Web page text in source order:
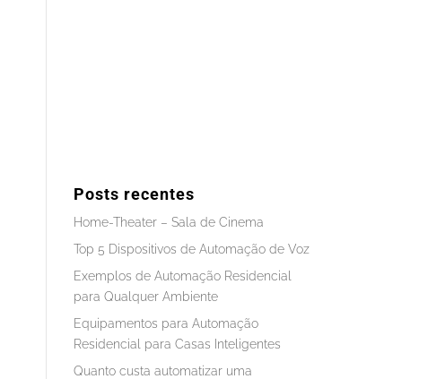
Posts recentes
Home-Theater – Sala de Cinema
Top 5 Dispositivos de Automação de Voz
Exemplos de Automação Residencial
para Qualquer Ambiente
Equipamentos para Automação
Residencial para Casas Inteligentes
Quanto custa automatizar uma